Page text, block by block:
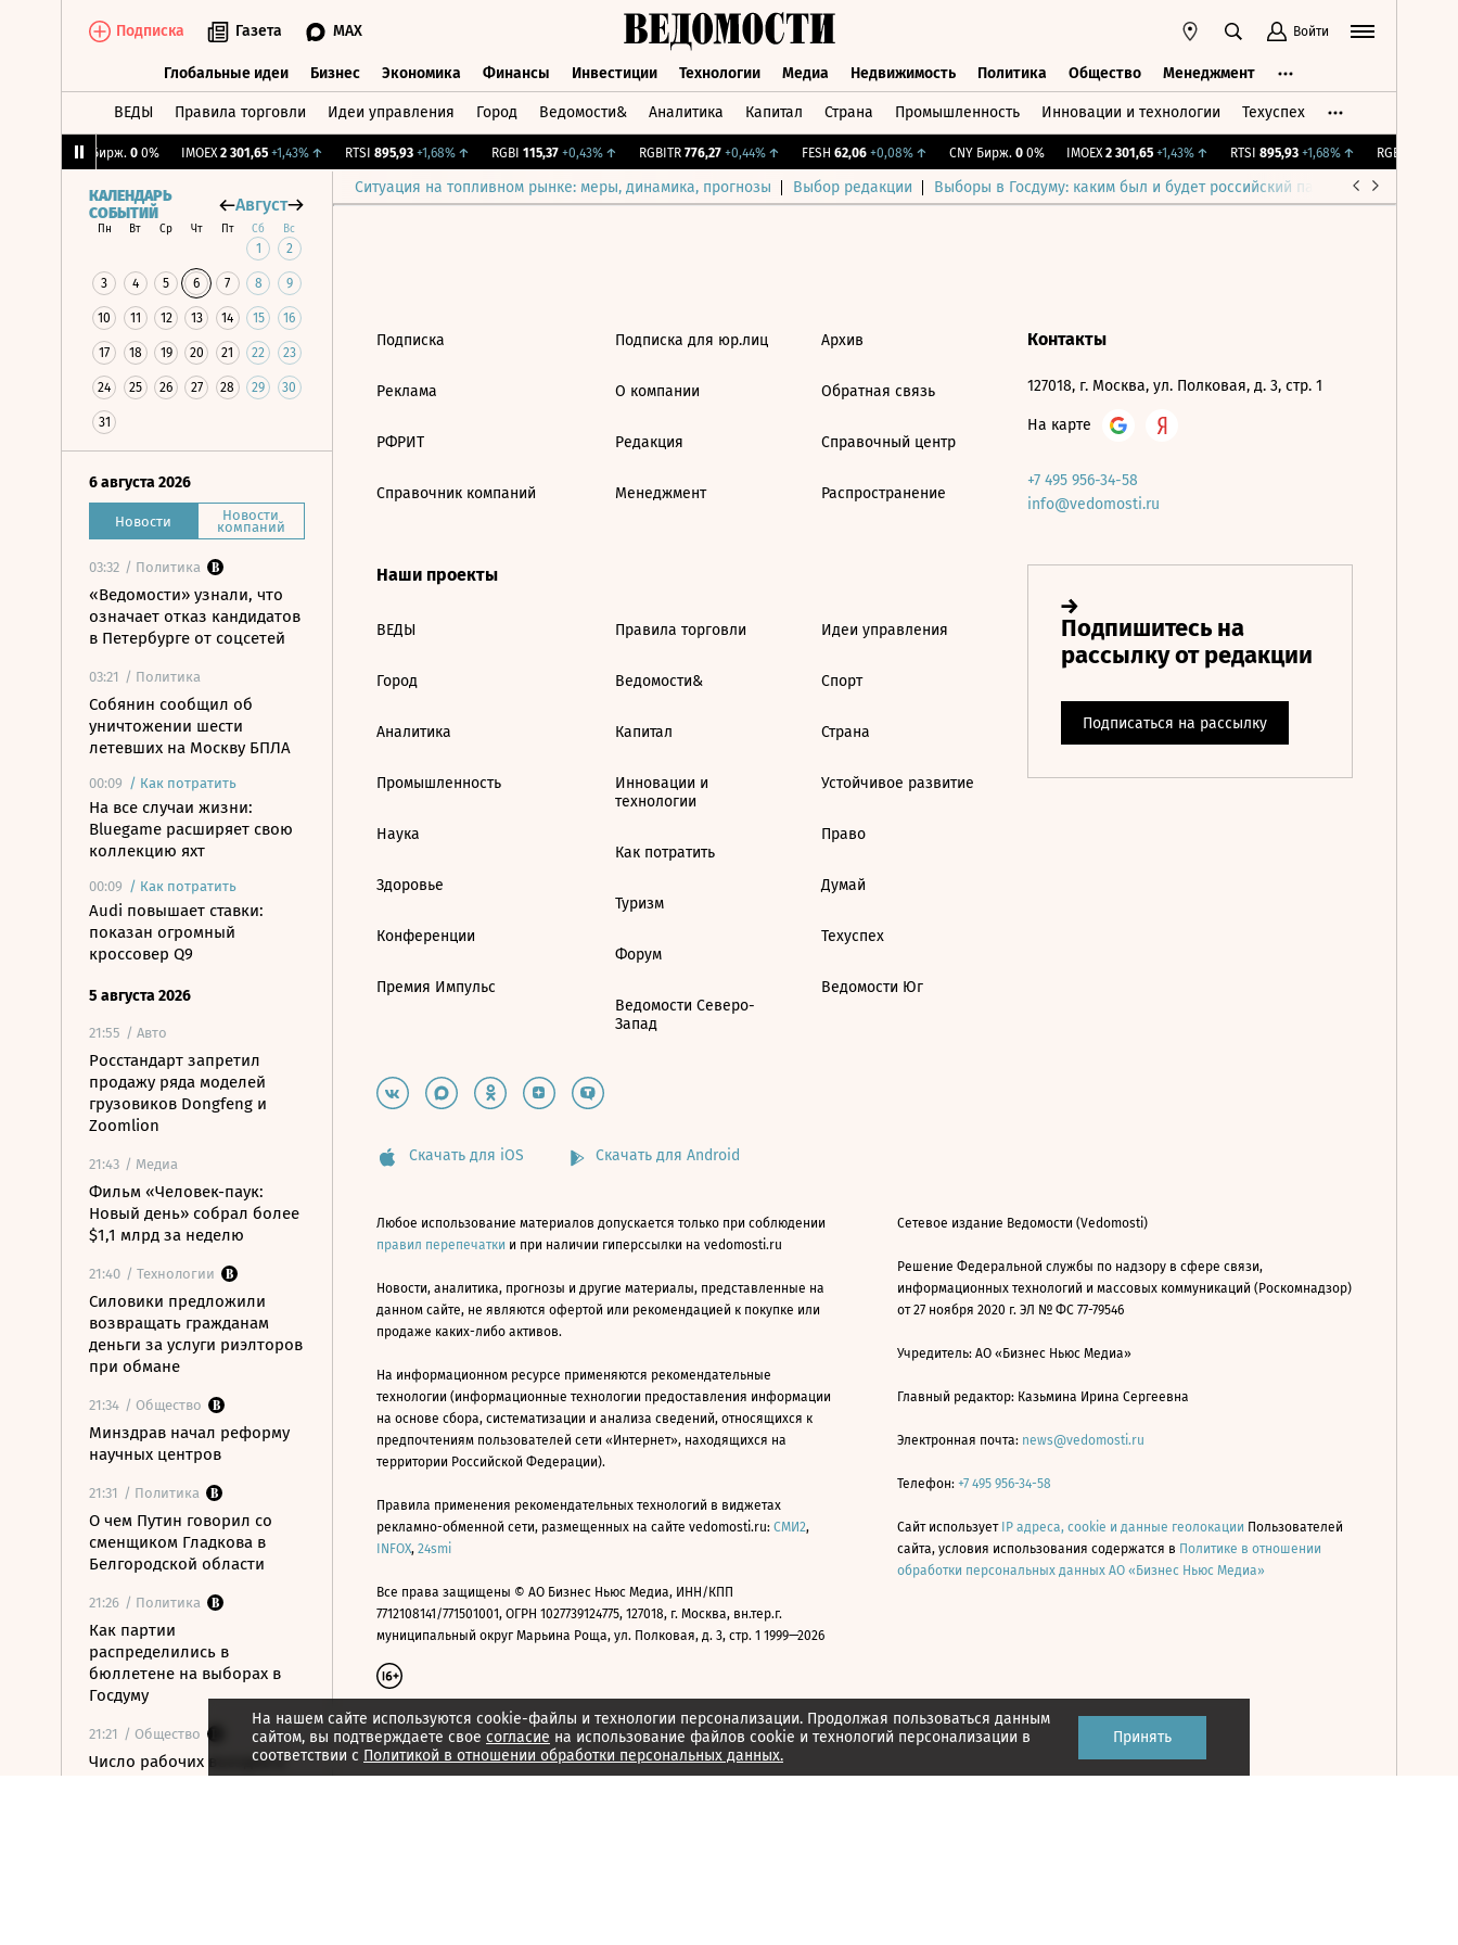
Подписка Газета MAX Войти
Глобальные идеи Бизнес Экономика Финансы Инвестиции Технологии Медиа Недвижимость Политика Общество Менеджмент
ВЕДЫ Правила торговли Идеи управления Город Ведомости& Аналитика Капитал Страна Промышленность Инновации и технологии Техуспех
CNY Бирж. 0 0% IMOEX 2 301,65 +1,43%↑ RTSI 895,93 +1,68%↑ RGBI 115,37 +0,43%↑ RGBITR 776,27 +0,44%↑ FESH 62,06 +0,08%↑ CNY Бирж. 0 0% IMOEX 2 301,65 +1,43%↑ RTSI 895,93 +1,68%↑ RGBI
Ситуация на топливном рынке: меры, динамика, прогнозы Выбор редакции Выборы в Госдуму: каким был и будет российский парламент
КАЛЕНДАРЬ
СОБЫТИЙ
Август
Пн Вт Ср Чт Пт Сб Вс
1 2
3 4 5 6 7 8 9
10 11 12 13 14 15 16
17 18 19 20 21 22 23
24 25 26 27 28 29 30
31
6 августа 2026
Новости Новости
компаний
03:32 / Политика
«Ведомости» узнали, что
означает отказ кандидатов
в Петербурге от соцсетей
03:21 / Политика
Собянин сообщил об
уничтожении шести
летевших на Москву БПЛА
00:09 / Как потратить
На все случаи жизни:
Bluegame расширяет свою
коллекцию яхт
00:09 / Как потратить
Audi повышает ставки:
показан огромный
кроссовер Q9
5 августа 2026
21:55 / Авто
Росстандарт запретил
продажу ряда моделей
грузовиков Dongfeng и
Zoomlion
21:43 / Медиа
Фильм «Человек-паук:
Новый день» собрал более
$1,1 млрд за неделю
21:40 / Технологии
Силовики предложили
возвращать гражданам
деньги за услуги риэлторов
при обмане
21:34 / Общество
Минздрав начал реформу
научных центров
21:31 / Политика
О чем Путин говорил со
сменщиком Гладкова в
Белгородской области
21:26 / Политика
Как партии
распределились в
бюллетене на выборах в
Госдуму
21:21 / Общество
Число рабочих въездов в
На нашем сайте используются cookie-файлы и технологии персонализации. Продолжая пользоваться данным
сайтом, вы подтверждаете свое согласие на использование файлов cookie и технологий персонализации в
соответствии с Политикой в отношении обработки персональных данных.
Принять
Подписка
Реклама
РФРИТ
Справочник компаний
Подписка для юр.лиц
О компании
Редакция
Менеджмент
Архив
Обратная связь
Справочный центр
Распространение
Наши проекты
ВЕДЫ
Город
Аналитика
Промышленность
Наука
Здоровье
Конференции
Премия Импульс
Правила торговли
Ведомости&
Капитал
Инновации и
технологии
Как потратить
Туризм
Форум
Ведомости Северо-
Запад
Идеи управления
Спорт
Страна
Устойчивое развитие
Право
Думай
Техуспех
Ведомости Юг
Контакты
127018, г. Москва, ул. Полковая, д. 3, стр. 1
На карте
+7 495 956-34-58
info@vedomosti.ru
Скачать для iOS Скачать для Android
Любое использование материалов допускается только при соблюдении
правил перепечатки и при наличии гиперссылки на vedomosti.ru
Новости, аналитика, прогнозы и другие материалы, представленные на
данном сайте, не являются офертой или рекомендацией к покупке или
продаже каких-либо активов.
На информационном ресурсе применяются рекомендательные
технологии (информационные технологии предоставления информации
на основе сбора, систематизации и анализа сведений, относящихся к
предпочтениям пользователей сети «Интернет», находящихся на
территории Российской Федерации).
Правила применения рекомендательных технологий в виджетах
рекламно-обменной сети, размещенных на сайте vedomosti.ru: СМИ2,
INFOX, 24smi
Все права защищены © АО Бизнес Ньюс Медиа, ИНН/КПП
7712108141/771501001, ОГРН 1027739124775, 127018, г. Москва, вн.тер.г.
муниципальный округ Марьина Роща, ул. Полковая, д. 3, стр. 1 1999—2026
Сетевое издание Ведомости (Vedomosti)
Решение Федеральной службы по надзору в сфере связи,
информационных технологий и массовых коммуникаций (Роскомнадзор)
от 27 ноября 2020 г. ЭЛ № ФС 77-79546
Учредитель: АО «Бизнес Ньюс Медиа»
Главный редактор: Казьмина Ирина Сергеевна
Электронная почта: news@vedomosti.ru
Телефон: +7 495 956-34-58
Сайт использует IP адреса, cookie и данные геолокации Пользователей
сайта, условия использования содержатся в Политике в отношении
обработки персональных данных АО «Бизнес Ньюс Медиа»